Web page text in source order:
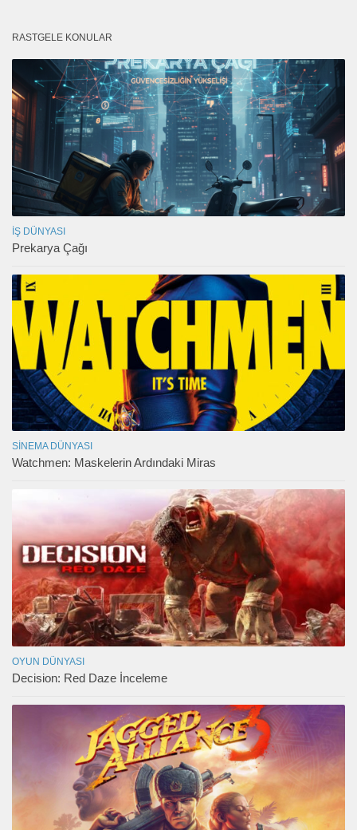
RASTGELE KONULAR
İŞ DÜNYASI
Prekarya Çağı
SINEMA DÜNYASI
Watchmen: Maskelerin Ardındaki Miras
OYUN DÜNYASI
Decision: Red Daze İnceleme